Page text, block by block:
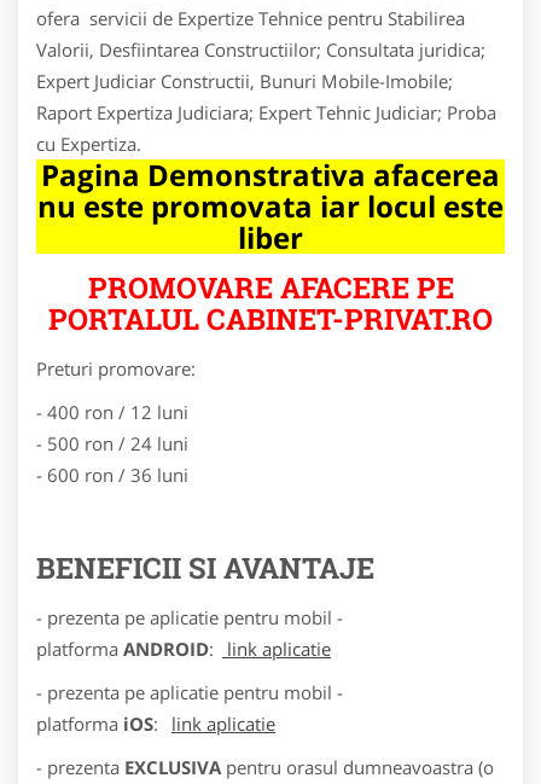
ofera servicii de Expertize Tehnice pentru Stabilirea
Valorii, Desfiintarea Constructiilor; Consultata juridica;
Expert Judiciar Constructii, Bunuri Mobile-Imobile;
Raport Expertiza Judiciara; Expert Tehnic Judiciar; Proba
cu Expertiza.
Pagina Demonstrativa afacerea
nu este promovata iar locul este
liber
PROMOVARE AFACERE PE
PORTALUL CABINET-PRIVAT.RO
Preturi promovare:
- 400 ron / 12 luni
- 500 ron / 24 luni
- 600 ron / 36 luni
BENEFICII SI AVANTAJE
- prezenta pe aplicatie pentru mobil -
platforma ANDROID:
link aplicatie
- prezenta pe aplicatie pentru mobil -
platforma iOS:
link aplicatie
- prezenta EXCLUSIVA pentru orasul dumneavoastra (o